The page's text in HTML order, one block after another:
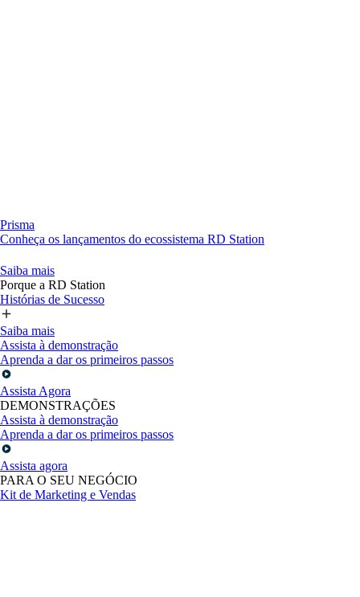
Prisma
Conheça os lançamentos do ecossistema RD Station
Saiba mais
Porque a RD Station
Histórias de Sucesso
Saiba mais
Assista à demonstração
Aprenda a dar os primeiros passos
Assista Agora
DEMONSTRAÇÕES
Assista à demonstração
Aprenda a dar os primeiros passos
Assista agora
PARA O SEU NEGÓCIO
Kit de Marketing e Vendas